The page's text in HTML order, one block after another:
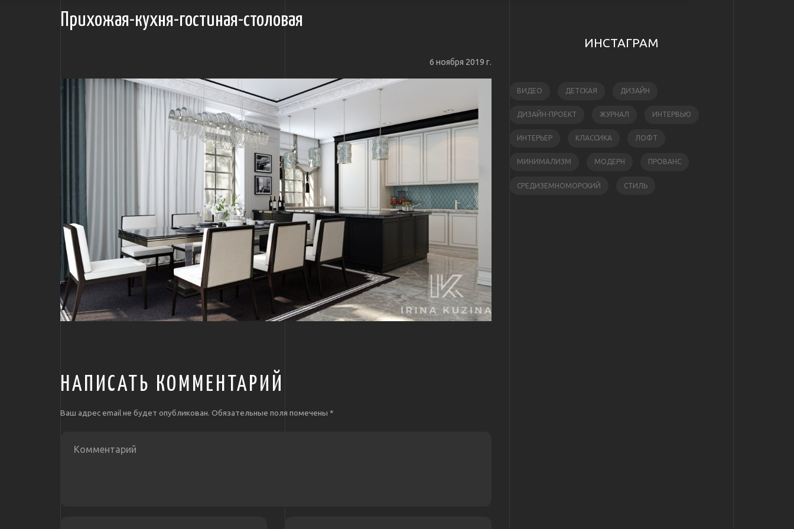
Прихожая-кухня-гостиная-столовая
6 ноября 2019 г.
НАПИСАТЬ КОММЕНТАРИЙ
Ваш адрес email не будет опубликован. Обязательные поля помечены *
ИНСТАГРАМ
ВИДЕО ДЕТСКАЯ ДИЗАЙН
ДИЗАЙН-ПРОЕКТ ЖУРНАЛ ИНТЕРВЬЮ
ИНТЕРЬЕР КЛАССИКА ЛОФТ
МИНИМАЛИЗМ МОДЕРН ПРОВАНС
СРЕДИЗЕМНОМОРСКИЙ СТИЛЬ